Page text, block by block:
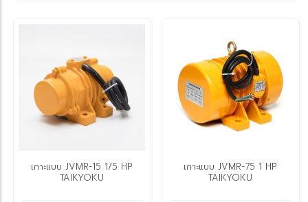
เกาะแบบ JVMR-15 1/5 HP
TAIKYOKU
เกาะแบบ JVMR-75 1 HP
TAIKYOKU